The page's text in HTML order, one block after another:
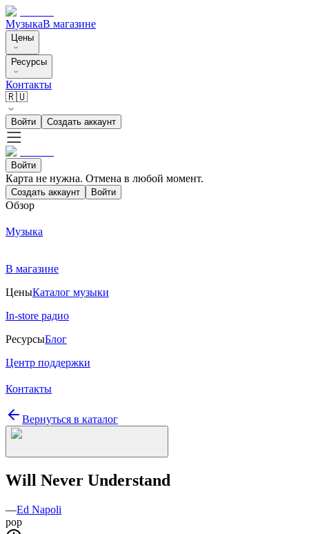
МузыкаВ магазине
Цены
Ресурсы
Контакты
🇷🇺
Войти Создать аккаунт
Войти
Карта не нужна. Отмена в любой момент.
Создать аккаунт Войти
Обзор
Музыка
В магазине
ЦеныКаталог музыки
In-store радио
РесурсыБлог
Центр поддержки
Контакты
Вернуться в каталог
Will Never Understand
—Ed Napoli
pop